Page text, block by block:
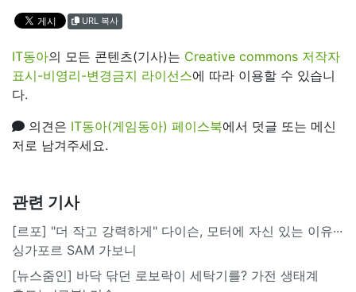
URL 복사
IT동아의 모든 콘텐츠(기사)는 Creative commons 저작자
표시-비영리-변경금지 라이선스에 따라 이용할 수 있습니
다.
의견은 IT동아(게임동아) 페이스북에서 덧글 또는 메신
저로 남겨주세요.
관련 기사
[르포] "더 작고 강력하게" 다이슨, 모터에 자신 있는 이유···
싱가포르 SAM 가보니
[뉴스줌인] 바닥 닦던 로보락이 세탁기를? 가전 생태계